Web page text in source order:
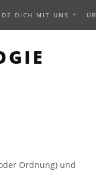
DICH MIT UNS
Ordnung) und